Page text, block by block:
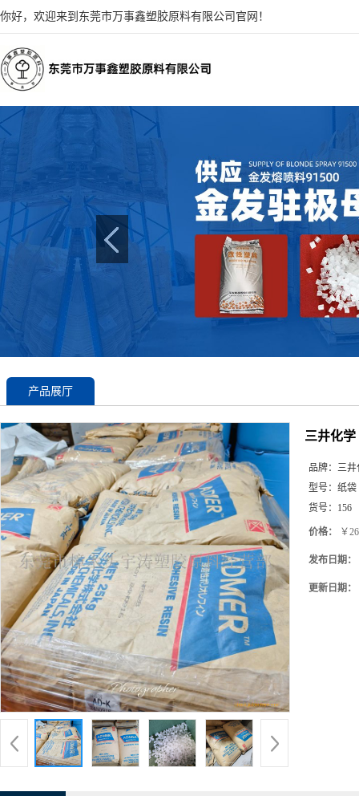
你好，欢迎来到东莞市万事鑫塑胶原料有限公司官网！
产品展厅
三井化学
品牌： 三井
型号： 纸袋
货号： 156
价格： ￥
发布日期：
更新日期：